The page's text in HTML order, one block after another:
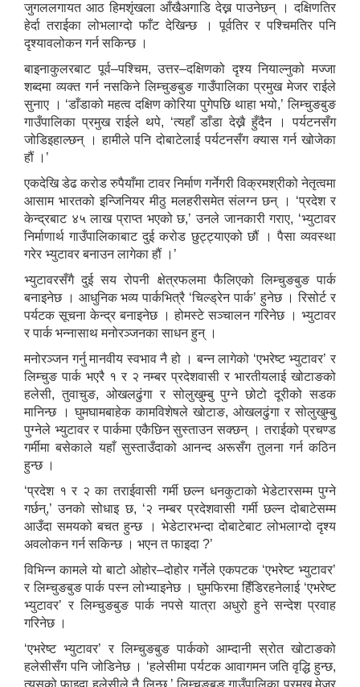
जुगललगायत आठ हिमशृंखला आँखैअगाडि देख्न पाउनेछन् । दक्षिणतिर
हेर्दा तराईका लोभलाग्दो फाँट देखिन्छ । पूर्वतिर र पश्चिमतिर पनि
दृश्यावलोकन गर्न सकिन्छ ।
बाइनाकुलरबाट पूर्व–पश्चिम, उत्तर–दक्षिणको दृश्य नियाल्नुको मज्जा
शब्दमा व्यक्त गर्न नसकिने लिम्चुङबुङ गाउँपालिका प्रमुख मेजर राईले
सुनाए । ‘डाँडाको महत्व दक्षिण कोरिया पुगेपछि थाहा भयो,’ लिम्चुङबुङ
गाउँपालिका प्रमुख राईले थपे, ‘त्यहाँ डाँडा देख्नै हुँदैन । पर्यटनसँग
जोडिइहाल्छन् । हामीले पनि दोबाटेलाई पर्यटनसँग क्यास गर्न खोजेका
हौं ।’
एकदेखि डेढ करोड रुपैयाँमा टावर निर्माण गर्नेगरी विक्रमश्रीको नेतृत्वमा
आसाम भारतको इन्जिनियर मीठु मलहरीसमेत संलग्न छन् । ‘प्रदेश र
केन्द्रबाट ४५ लाख प्राप्त भएको छ,’ उनले जानकारी गराए, ‘भ्युटावर
निर्माणार्थ गाउँपालिकाबाट दुई करोड छुट्ट्याएको छौं । पैसा व्यवस्था
गरेर भ्युटावर बनाउन लागेका हौं ।’
भ्युटावरसँगै दुई सय रोपनी क्षेत्रफलमा फैलिएको लिम्चुङबुङ पार्क
बनाइनेछ । आधुनिक भव्य पार्कभित्रै ‘चिल्ड्रेन पार्क’ हुनेछ । रिसोर्ट र
पर्यटक सूचना केन्द्र बनाइनेछ । होमस्टे सञ्चालन गरिनेछ । भ्युटावर
र पार्क भन्नासाथ मनोरञ्जनका साधन हुन् ।
मनोरञ्जन गर्नु मानवीय स्वभाव नै हो । बन्न लागेको ‘एभरेष्ट भ्युटावर’ र
लिम्चुङ पार्क भएरै १ र २ नम्बर प्रदेशवासी र भारतीयलाई खोटाङको
हलेसी, तुवाचुङ, ओखलढुंगा र सोलुखुम्बु पुग्ने छोटो दूरीको सडक
मानिन्छ । घुमघामबाहेक कामविशेषले खोटाङ, ओखलढुंगा र सोलुखुम्बु
पुग्नेले भ्युटावर र पार्कमा एकैछिन सुस्ताउन सक्छन् । तराईको प्रचण्ड
गर्मीमा बसेकाले यहाँ सुस्ताउँदाको आनन्द अरूसँग तुलना गर्न कठिन
हुन्छ ।
‘प्रदेश १ र २ का तराईवासी गर्मी छल्न धनकुटाको भेडेटारसम्म पुग्ने
गर्छन्,’ उनको सोधाइ छ, ‘२ नम्बर प्रदेशवासी गर्मी छल्न दोबाटेसम्म
आउँदा समयको बचत हुन्छ । भेडेटारभन्दा दोबाटेबाट लोभलाग्दो दृश्य
अवलोकन गर्न सकिन्छ । भएन त फाइदा ?’
विभिन्न कामले यो बाटो ओहोर–दोहोर गर्नेले एकपटक ‘एभरेष्ट भ्युटावर’
र लिम्चुङबुङ पार्क पस्न लोभ्याइनेछ । घुमफिरमा हिँडिरहनेलाई ‘एभरेष्ट
भ्युटावर’ र लिम्चुङबुङ पार्क नपसे यात्रा अधुरो हुने सन्देश प्रवाह
गरिनेछ ।
‘एभरेष्ट भ्युटावर’ र लिम्चुङबुङ पार्कको आम्दानी स्रोत खोटाङको
हलेसीसँग पनि जोडिनेछ । ‘हलेसीमा पर्यटक आवागमन जति वृद्धि हुन्छ,